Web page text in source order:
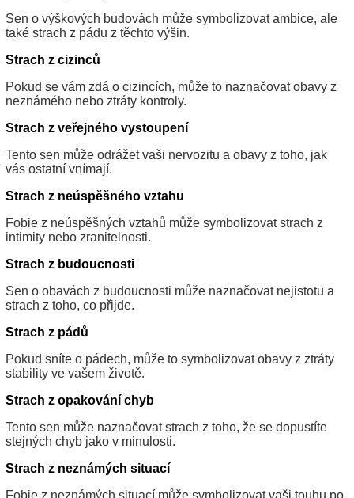
Sen o výškových budovách může symbolizovat ambice, ale
také strach z pádu z těchto výšin.
Strach z cizinců
Pokud se vám zdá o cizincích, může to naznačovat obavy z
neznámého nebo ztráty kontroly.
Strach z veřejného vystoupení
Tento sen může odrážet vaši nervozitu a obavy z toho, jak
vás ostatní vnímají.
Strach z neúspěšného vztahu
Fobie z neúspěšných vztahů může symbolizovat strach z
intimity nebo zranitelnosti.
Strach z budoucnosti
Sen o obavách z budoucnosti může naznačovat nejistotu a
strach z toho, co přijde.
Strach z pádů
Pokud sníte o pádech, může to symbolizovat obavy z ztráty
stability ve vašem životě.
Strach z opakování chyb
Tento sen může naznačovat strach z toho, že se dopustíte
stejných chyb jako v minulosti.
Strach z neznámých situací